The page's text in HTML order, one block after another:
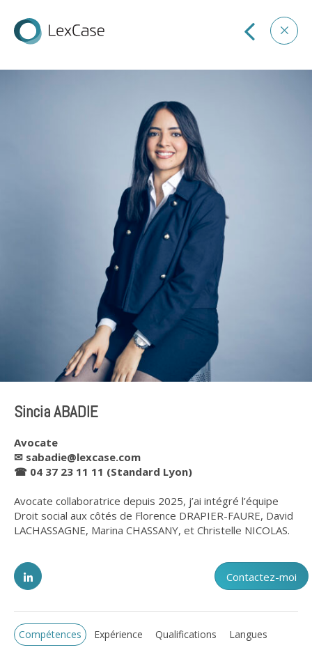
Sincia ABADIE
Avocate
✉ sabadie@lexcase.com
☎ 04 37 23 11 11 (Standard Lyon)
Avocate collaboratrice depuis 2025, j’ai intégré l’équipe
Droit social aux côtés de Florence DRAPIER-FAURE, David
LACHASSAGNE, Marina CHASSANY, et Christelle NICOLAS.
Contactez-moi
Compétences Expérience Qualifications Langues